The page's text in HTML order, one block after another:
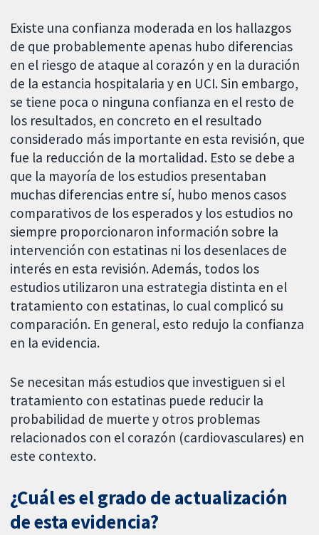
Existe una confianza moderada en los hallazgos
de que probablemente apenas hubo diferencias
en el riesgo de ataque al corazón y en la duración
de la estancia hospitalaria y en UCI. Sin embargo,
se tiene poca o ninguna confianza en el resto de
los resultados, en concreto en el resultado
considerado más importante en esta revisión, que
fue la reducción de la mortalidad. Esto se debe a
que la mayoría de los estudios presentaban
muchas diferencias entre sí, hubo menos casos
comparativos de los esperados y los estudios no
siempre proporcionaron información sobre la
intervención con estatinas ni los desenlaces de
interés en esta revisión. Además, todos los
estudios utilizaron una estrategia distinta en el
tratamiento con estatinas, lo cual complicó su
comparación. En general, esto redujo la confianza
en la evidencia.
Se necesitan más estudios que investiguen si el
tratamiento con estatinas puede reducir la
probabilidad de muerte y otros problemas
relacionados con el corazón (cardiovasculares) en
este contexto.
¿Cuál es el grado de actualización
de esta evidencia?